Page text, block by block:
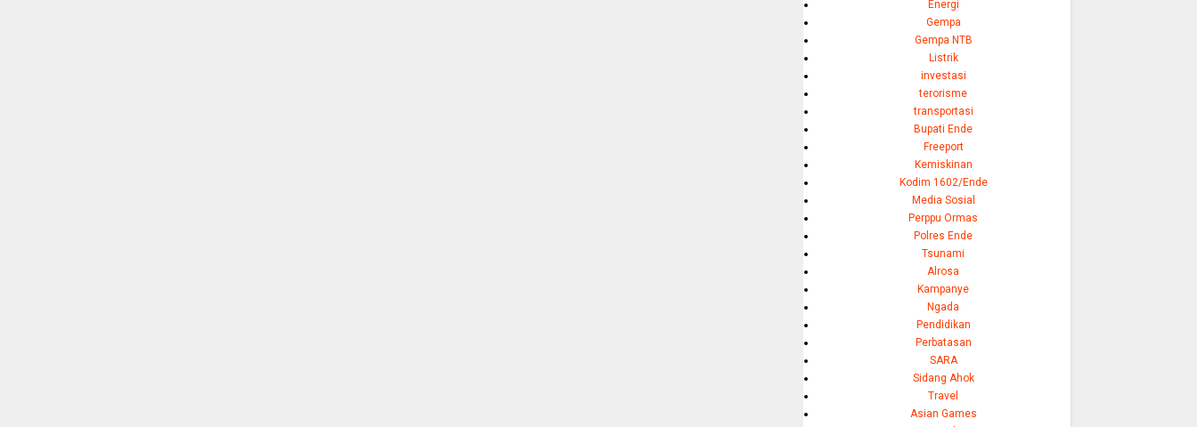
Energi
Gempa
Gempa NTB
Listrik
investasi
terorisme
transportasi
Bupati Ende
Freeport
Kemiskinan
Kodim 1602/Ende
Media Sosial
Perppu Ormas
Polres Ende
Tsunami
Alrosa
Kampanye
Ngada
Pendidikan
Perbatasan
SARA
Sidang Ahok
Travel
Asian Games